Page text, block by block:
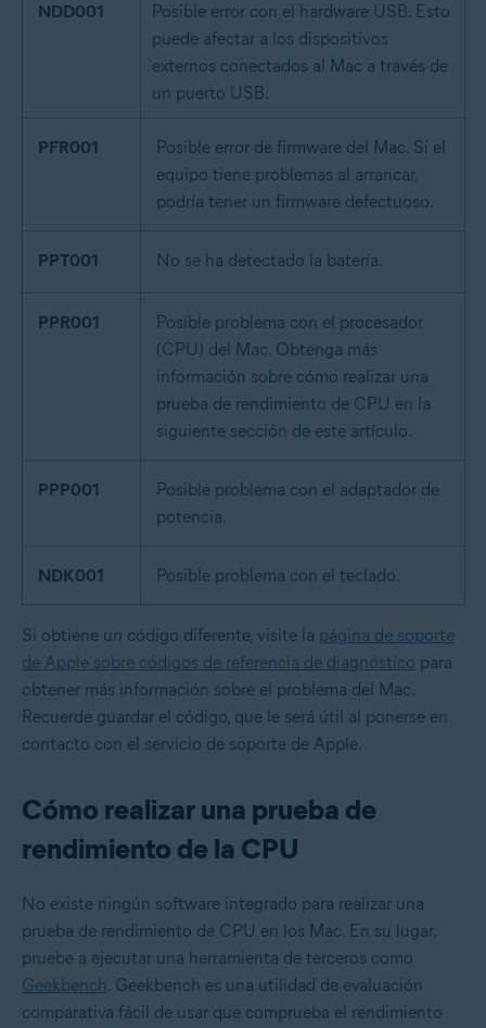
NDD001
Posible error con el hardware USB. Esto
puede afectar a los dispositivos
externos conectados al Mac a través de
un puerto USB.
PFR001
Posible error de firmware del Mac. Si el
equipo tiene problemas al arrancar,
podría tener un firmware defectuoso.
PPT001 No se ha detectado la batería.
PPR001
Posible problema con el procesador
(CPU) del Mac. Obtenga más
información sobre cómo realizar una
prueba de rendimiento de CPU en la
siguiente sección de este artículo.
PPP001
Posible problema con el adaptador de
potencia.
NDK001 Posible problema con el teclado.
Si obtiene un código diferente, visite la página de soporte
de Apple sobre códigos de referencia de diagnóstico para
obtener más información sobre el problema del Mac.
Recuerde guardar el código, que le será útil al ponerse en
contacto con el servicio de soporte de Apple.
Cómo realizar una prueba de
rendimiento de la CPU
No existe ningún software integrado para realizar una
prueba de rendimiento de CPU en los Mac. En su lugar,
pruebe a ejecutar una herramienta de terceros como
Geekbench. Geekbench es una utilidad de evaluación
comparativa fácil de usar que comprueba el rendimiento